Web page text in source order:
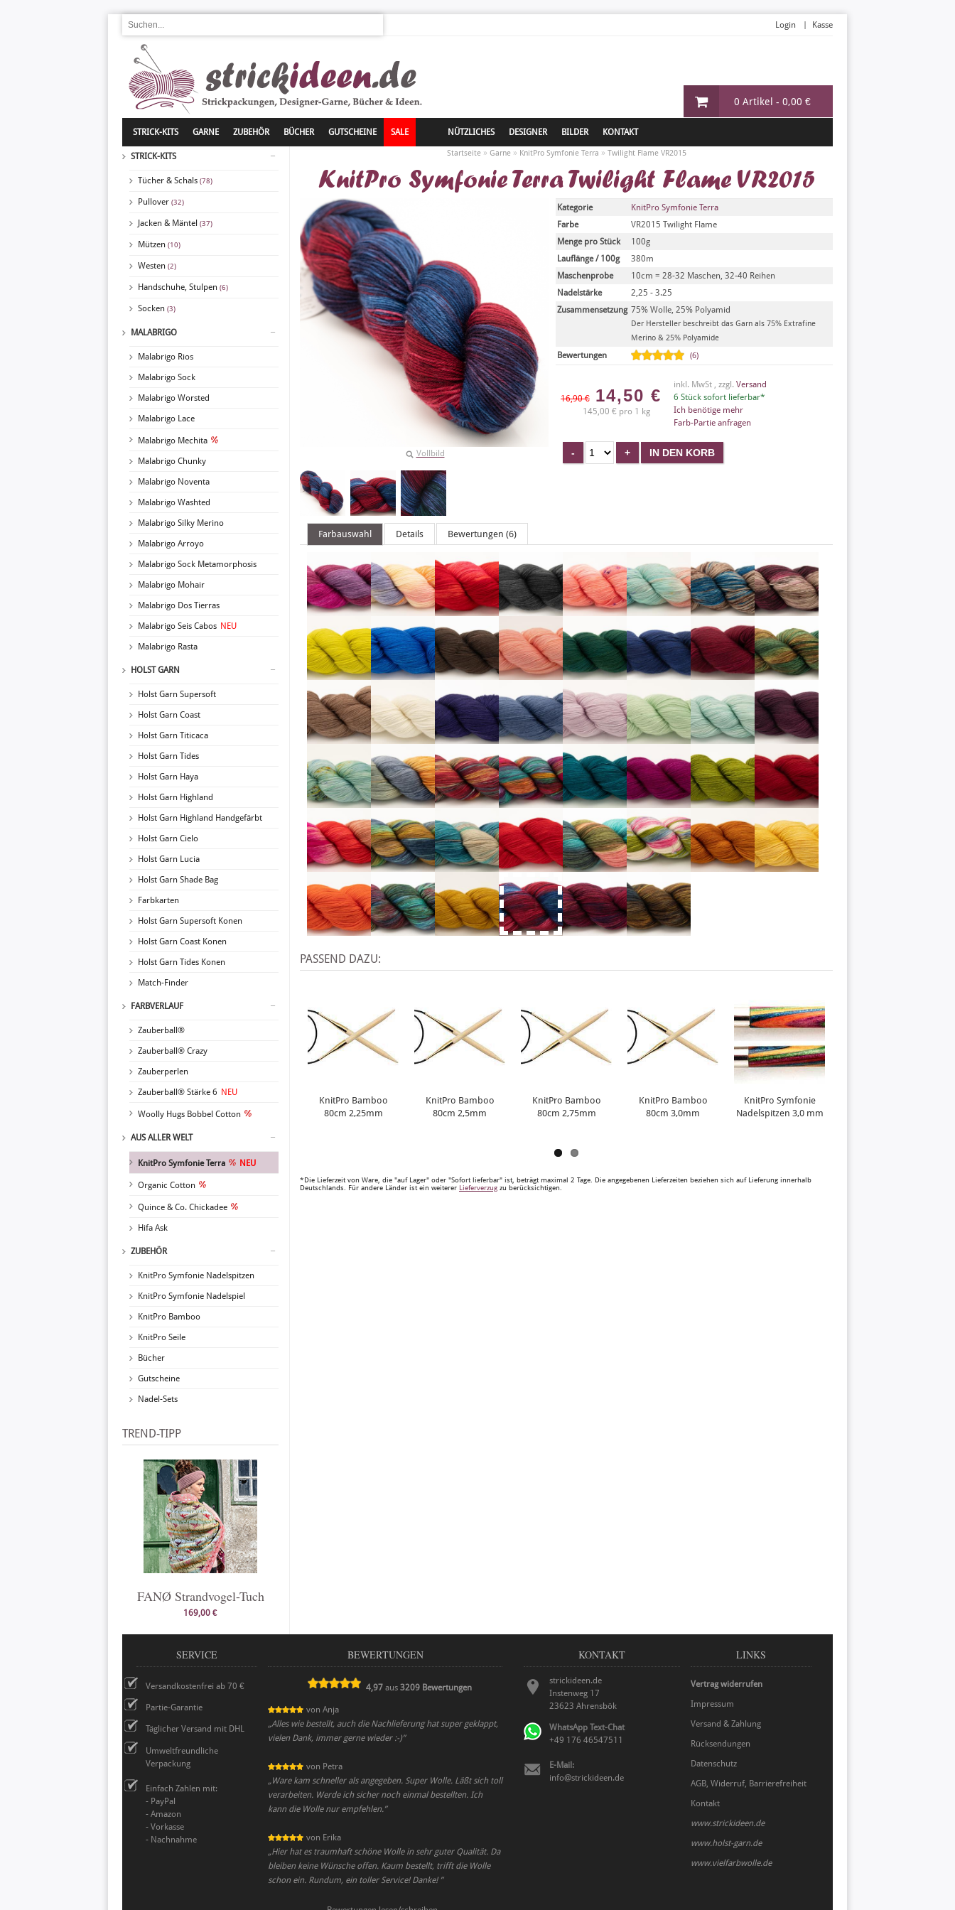
0 Artikel - 0,00 €
Login Kasse
STRICK-KITS GARNE ZUBEHÖR BÜCHER GUTSCHEINE SALE NÜTZLICHES DESIGNER BILDER KONTAKT
STRICK-KITS
Tücher & Schals (78)
Pullover (32)
Jacken & Mäntel (37)
Mützen (10)
Westen (2)
Handschuhe, Stulpen (6)
Socken (3)
MALABRIGO
Malabrigo Rios
Malabrigo Sock
Malabrigo Worsted
Malabrigo Lace
Malabrigo Mechita
Malabrigo Chunky
Malabrigo Noventa
Malabrigo Washted
Malabrigo Silky Merino
Malabrigo Arroyo
Malabrigo Sock Metamorphosis
Malabrigo Mohair
Malabrigo Dos Tierras
Malabrigo Seis Cabos NEU
Malabrigo Rasta
HOLST GARN
Holst Garn Supersoft
Holst Garn Coast
Holst Garn Titicaca
Holst Garn Tides
Holst Garn Haya
Holst Garn Highland
Holst Garn Highland Handgefärbt
Holst Garn Cielo
Holst Garn Lucia
Holst Garn Shade Bag
Farbkarten
Holst Garn Supersoft Konen
Holst Garn Coast Konen
Holst Garn Tides Konen
Match-Finder
FARBVERLAUF
Zauberball®
Zauberball® Crazy
Zauberperlen
Zauberball® Stärke 6 NEU
Woolly Hugs Bobbel Cotton
AUS ALLER WELT
KnitPro Symfonie Terra NEU
Organic Cotton
Quince & Co. Chickadee
Hifa Ask
ZUBEHÖR
KnitPro Symfonie Nadelspitzen
KnitPro Symfonie Nadelspiel
KnitPro Bamboo
KnitPro Seile
Bücher
Gutscheine
Nadel-Sets
TREND-TIPP
FANØ Strandvogel-Tuch
169,00 €
Startseite» Garne» KnitPro Symfonie Terra » Twilight Flame VR2015
KnitPro Symfonie Terra Twilight Flame VR2015
Vollbild
Kategorie
KnitPro Symfonie Terra
Farbe
VR2015 Twilight Flame
Menge pro Stück
100g
Lauflänge / 100g
380m
Maschenprobe
10cm = 28-32 Maschen, 32-40 Reihen
Nadelstärke
2,25 - 3.25
Zusammensetzung 75% Wolle, 25% Polyamid
Der Hersteller beschreibt das Garn als 75% Extrafine
Merino & 25% Polyamide
Bewertungen (6)
16,90 € 14,50 €
145,00 € pro 1 kg
inkl. MwSt , zzgl. Versand
6 Stück sofort lieferbar*
Ich benötige mehr
Farb-Partie anfragen
Farbauswahl Details Bewertungen (6)
PASSEND DAZU:
KnitPro Bamboo
80cm 2,25mm
KnitPro Bamboo
80cm 2,5mm
KnitPro Bamboo
80cm 2,75mm
KnitPro Bamboo
80cm 3,0mm
KnitPro Symfonie
Nadelspitzen 3,0 mm
*Die Lieferzeit von Ware, die "auf Lager" oder "Sofort lieferbar" ist, beträgt maximal 2 Tage. Die angegebenen Lieferzeiten beziehen sich auf Lieferung innerhalb
Deutschlands. Für andere Länder ist ein weiterer Lieferverzug zu berücksichtigen.
SERVICE
Versandkostenfrei ab 70 €
Partie-Garantie
Täglicher Versand mit DHL
Umweltfreundliche
Verpackung
Einfach Zahlen mit:
- PayPal
- Amazon
- Vorkasse
- Nachnahme
BEWERTUNGEN
4,97 aus3209 Bewertungen
von Anja
„Alles wie bestellt, auch die Nachlieferung hat super geklappt,
vielen Dank, immer gerne wieder :-)”
von Petra
„Ware kam schneller als angegeben. Super Wolle. Läßt sich toll
verarbeiten. Werde ich sicher noch einmal bestellten. Ich
kann die Wolle nur empfehlen.”
von Erika
„Hier hat es traumhaft schöne Wolle in sehr guter Qualität. Da
bleiben keine Wünsche offen. Kaum bestellt, trifft die Wolle
schon ein. Rundum, ein toller Service! Danke! ”
KONTAKT
strickideen.de
Instenweg 17
23623 Ahrensbök
WhatsApp Text-Chat
+49 176 46547511
E-Mail:
info@strickideen.de
LINKS
Vertrag widerrufen
Impressum
Versand & Zahlung
Rücksendungen
Datenschutz
AGB, Widerruf, Barrierefreiheit
Kontakt
www.strickideen.de
www.holst-garn.de
www.vielfarbwolle.de